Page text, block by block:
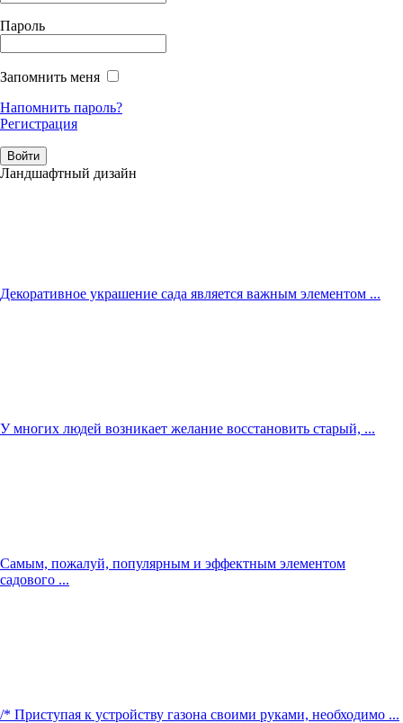
Пароль
Запомнить меня
Напомнить пароль?
Регистрация
Ландшафтный дизайн
Декоративное украшение сада является важным элементом ...
У многих людей возникает желание восстановить старый, ...
Самым, пожалуй, популярным и эффектным элементом
садового ...
/* Приступая к устройству газона своими руками, необходимо ...